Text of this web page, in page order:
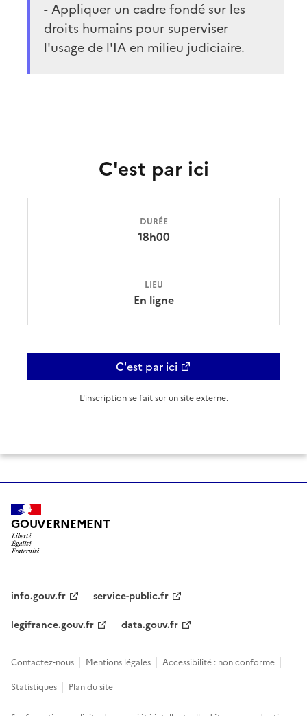
- Appliquer un cadre fondé sur les
droits humains pour superviser
l'usage de l'IA en milieu judiciaire.
C'est par ici
DURÉE
18h00
LIEU
En ligne
C'est par ici
L'inscription se fait sur un site externe.
GOUVERNEMENT
info.gouv.fr
service-public.fr
legifrance.gouv.fr
data.gouv.fr
Contactez-nous Mentions légales
Accessibilité : non conforme
Statistiques
Plan du site